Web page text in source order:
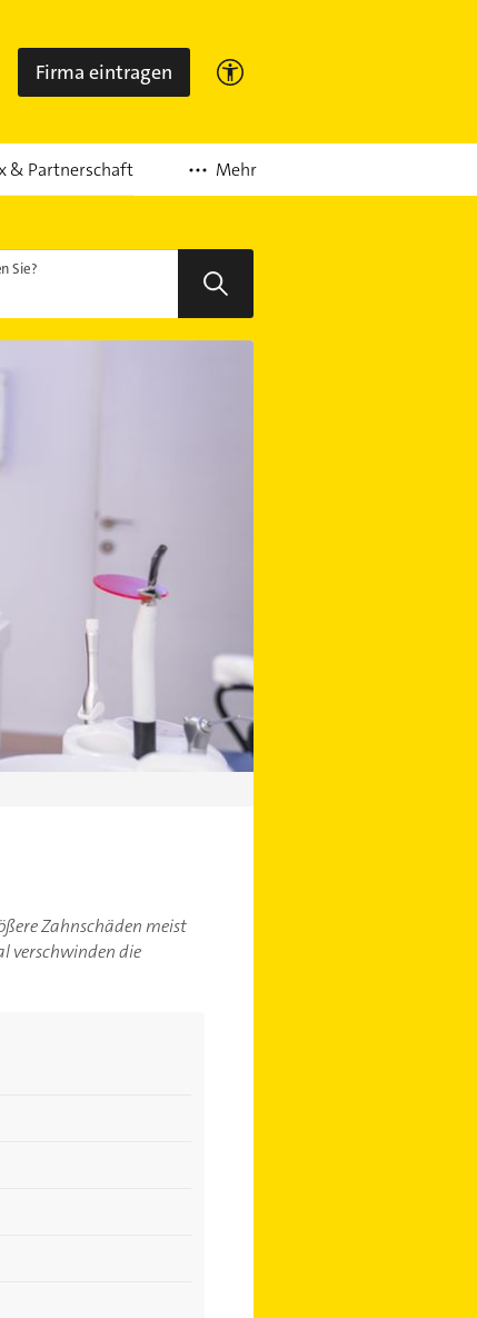
Firma eintragen
& Partnerschaft Mehr
Sie?
Zahnschäden meist
verschwinden die